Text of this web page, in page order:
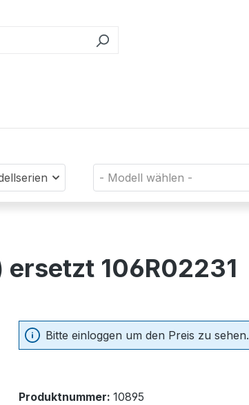
- Modell wählen -
ersetzt 106R02231
Bitte einloggen um den Preis zu sehen.
Produktnummer: 10895